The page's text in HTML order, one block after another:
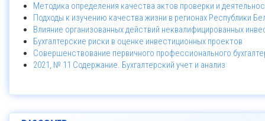
Методика определения качества актов проверки и
Подходы к изучению качества жизни в регионах Республики
Влияние организованных действий неквалифицированных
Бухгалтерские риски в оценке инвестиционных проектов
Совершенствование первичного профессионального
2021, № 11 Содержание. Бухгалтерский учет и анализ